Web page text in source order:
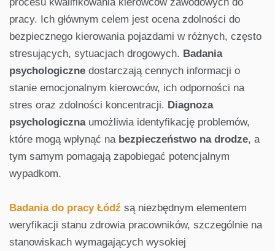
pracy. Ich głównym celem jest ocena zdolności do
bezpiecznego kierowania pojazdami w różnych, często
stresujących, sytuacjach drogowych. Badania
psychologiczne dostarczają cennych informacji o
stanie emocjonalnym kierowców, ich odporności na
stres oraz zdolności koncentracji. Diagnoza
psychologicznaumożliwia identyfikację problemów,
które mogą wpłynąć na bezpieczeństwo na drodze, a
tym samym pomagają zapobiegać potencjalnym
wypadkom.
Badania do pracy Łódź są niezbędnym elementem
weryfikacji stanu zdrowia pracowników, szczególnie na
stanowiskach wymagających wysokiej